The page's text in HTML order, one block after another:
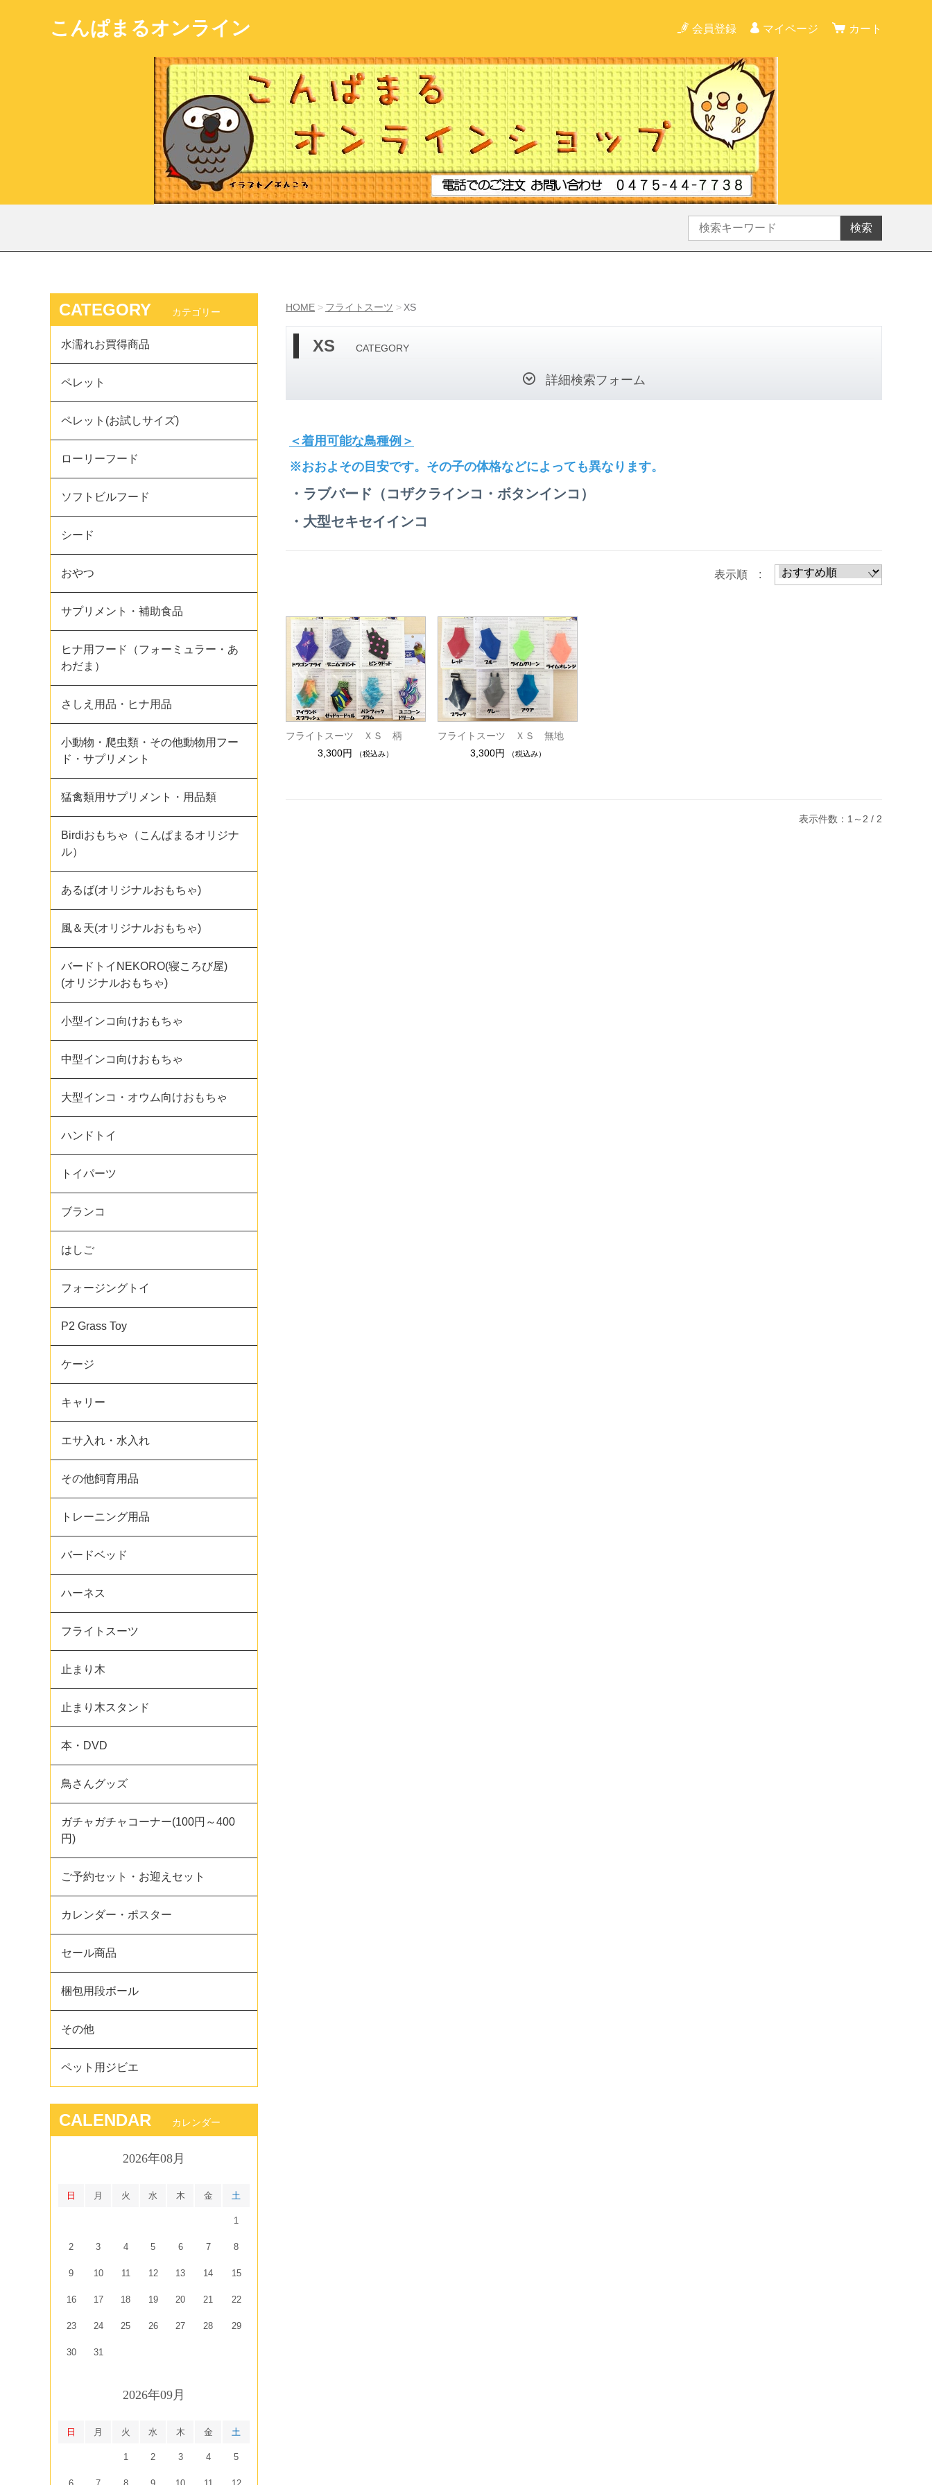
こんぱまるオンライン 会員登録 マイページ カート
検索
HOME フライトスーツ XS
XS CATEGORY
詳細検索フォーム
＜着用可能な鳥種例＞
※おおよその目安です。その子の体格などによっても異なります。
・ラブバード（コザクラインコ・ボタンインコ）
・大型セキセイインコ
表示順 :
フライトスーツ ＸＳ 柄
3,300円
（税込み）
フライトスーツ ＸＳ 無地
3,300円
（税込み）
表示件数：1～2 / 2
CATEGORY カテゴリー
水濡れお買得商品
ペレット
ペレット(お試しサイズ)
ローリーフード
ソフトビルフード
シード
おやつ
サプリメント・補助食品
ヒナ用フード（フォーミュラー・あ
わだま）
さしえ用品・ヒナ用品
小動物・爬虫類・その他動物用フー
ド・サプリメント
猛禽類用サプリメント・用品類
Birdiおもちゃ（こんぱまるオリジナ
ル）
あるば(オリジナルおもちゃ)
風＆天(オリジナルおもちゃ)
バードトイNEKORO(寝ころび屋)
(オリジナルおもちゃ)
小型インコ向けおもちゃ
中型インコ向けおもちゃ
大型インコ・オウム向けおもちゃ
ハンドトイ
トイパーツ
ブランコ
はしご
フォージングトイ
P2 Grass Toy
ケージ
キャリー
エサ入れ・水入れ
その他飼育用品
トレーニング用品
バードベッド
ハーネス
フライトスーツ
止まり木
止まり木スタンド
本・DVD
鳥さんグッズ
ガチャガチャコーナー(100円～400
円)
ご予約セット・お迎えセット
カレンダー・ポスター
セール商品
梱包用段ボール
その他
ペット用ジビエ
CALENDAR カレンダー
2026年08月
日 月 火 水 木 金 土
1
2 3 4 5 6 7 8
9 10 11 12 13 14 15
16 17 18 19 20 21 22
23 24 25 26 27 28 29
30 31
2026年09月
日 月 火 水 木 金 土
1 2 3 4 5